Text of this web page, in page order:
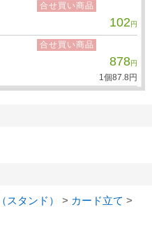
合せ買い商品
102円
合せ買い商品
878円
1個87.8 円
スタンド） > カード立て >